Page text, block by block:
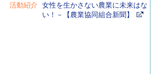
活動紹介
女性を生かさない農業に未来はな
い！－【農業協同組合新聞】